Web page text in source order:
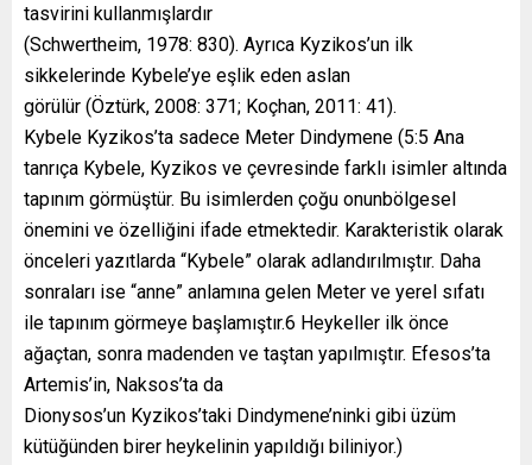
tasvirini kullanmışlardır
(Schwertheim, 1978: 830). Ayrıca Kyzikos’un ilk
sikkelerinde Kybele’ye eşlik eden aslan
görülür (Öztürk, 2008: 371; Koçhan, 2011: 41).
Kybele Kyzikos’ta sadece Meter Dindymene (5:5 Ana
tanrıça Kybele, Kyzikos ve çevresinde farklı isimler altında
tapınım görmüştür. Bu isimlerden çoğu onunbölgesel
önemini ve özelliğini ifade etmektedir. Karakteristik olarak
önceleri yazıtlarda “Kybele” olarak adlandırılmıştır. Daha
sonraları ise “anne” anlamına gelen Meter ve yerel sıfatı
ile tapınım görmeye başlamıştır.6 Heykeller ilk önce
ağaçtan, sonra madenden ve taştan yapılmıştır. Efesos’ta
Artemis’in, Naksos’ta da
Dionysos’un Kyzikos’taki Dindymene’ninki gibi üzüm
kütüğünden birer heykelinin yapıldığı biliniyor.)